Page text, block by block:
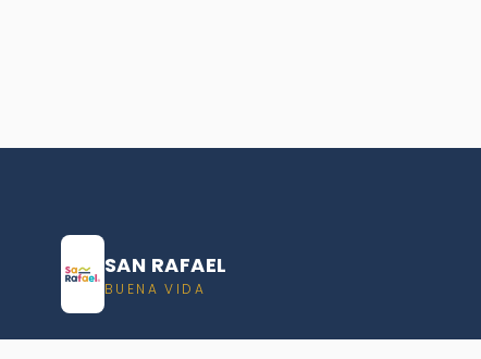
SAN RAFAEL
BUENA VIDA